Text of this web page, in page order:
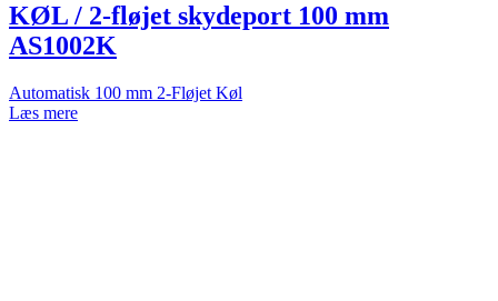
KØL / 2-fløjet skydeport 100 mm
AS1002K
Automatisk 100 mm 2-Fløjet Køl
Læs mere